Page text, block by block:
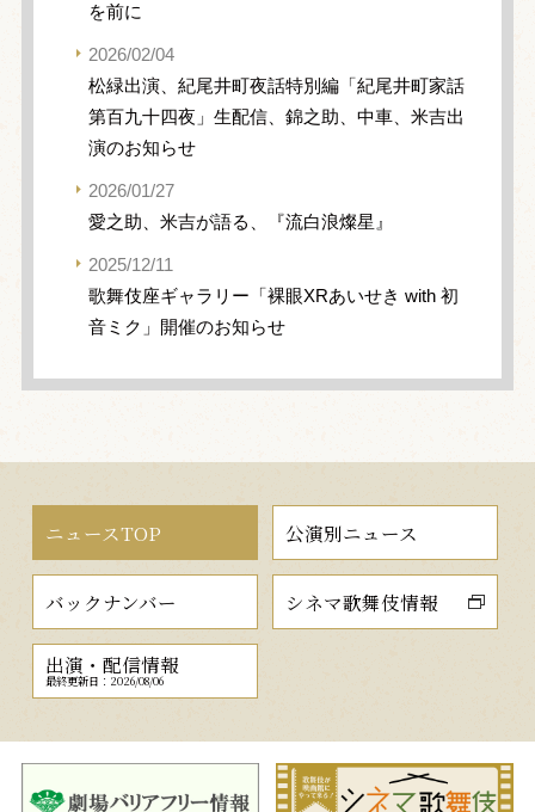
を前に
2026/02/04
松緑出演、紀尾井町夜話特別編「紀尾井町家話
第百九十四夜」生配信、錦之助、中車、米吉出
演のお知らせ
2026/01/27
愛之助、米吉が語る、『流白浪燦星』
2025/12/11
歌舞伎座ギャラリー「裸眼XRあいせき with 初
音ミク」開催のお知らせ
ニュースTOP 公演別ニュース
バックナンバー シネマ歌舞伎情報
出演・配信情報
最終更新日：2026/08/06